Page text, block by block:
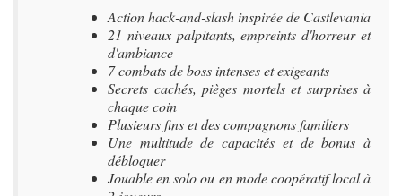
Action hack-and-slash inspirée de Castlevania
21 niveaux palpitants, empreints d'horreur et
d'ambiance
7 combats de boss intenses et exigeants
Secrets cachés, pièges mortels et surprises à
chaque coin
Plusieurs fins et des compagnons familiers
Une multitude de capacités et de bonus à
débloquer
Jouable en solo ou en mode coopératif local à